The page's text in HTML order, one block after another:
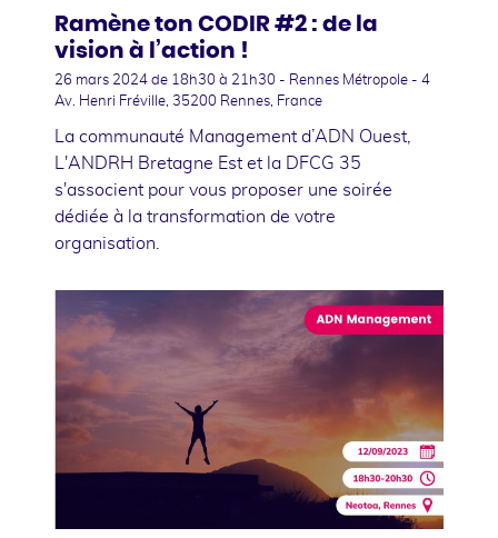
Ramène ton CODIR #2 : de la
vision à l’action !
26 mars 2024 de 18h30 à 21h30 - Rennes Métropole - 4
Av. Henri Fréville, 35200 Rennes, France
La communauté Management d’ADN Ouest,
L'ANDRH Bretagne Est et la DFCG 35
s'associent pour vous proposer une soirée
dédiée à la transformation de votre
organisation.